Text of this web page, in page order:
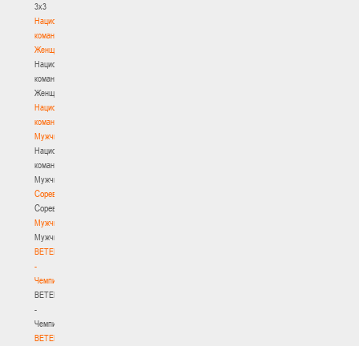
3х3
Национальная
команда.
Женщины
Национальная
команда.
Женщины
Национальная
команда.
Мужчины
Национальная
команда.
Мужчины
Соревнования
Соревнования
Мужчины
Мужчины
BETERA
-
Чемпионат
BETERA
-
Чемпионат
BETERA